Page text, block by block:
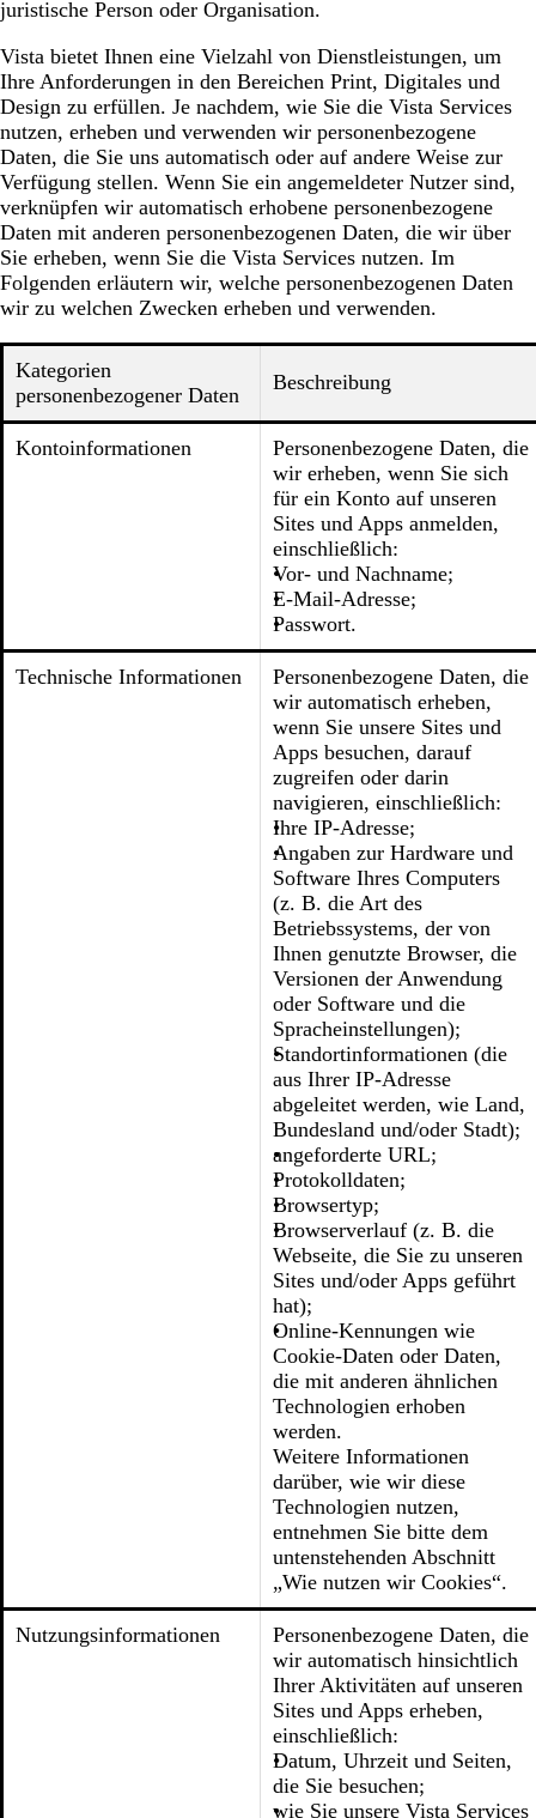
juristische Person oder Organisation.
Vista bietet Ihnen eine Vielzahl von Dienstleistungen, um
Ihre Anforderungen in den Bereichen Print, Digitales und
Design zu erfüllen. Je nachdem, wie Sie die Vista Services
nutzen, erheben und verwenden wir personenbezogene
Daten, die Sie uns automatisch oder auf andere Weise zur
Verfügung stellen. Wenn Sie ein angemeldeter Nutzer sind,
verknüpfen wir automatisch erhobene personenbezogene
Daten mit anderen personenbezogenen Daten, die wir über
Sie erheben, wenn Sie die Vista Services nutzen. Im
Folgenden erläutern wir, welche personenbezogenen Daten
wir zu welchen Zwecken erheben und verwenden.
Kategorien
personenbezogener Daten
Beschreibung
Kontoinformationen
Personenbezogene Daten, die
wir erheben, wenn Sie sich
für ein Konto auf unseren
Sites und Apps anmelden,
einschließlich:
Vor- und Nachname;
E-Mail-Adresse;
Passwort.
Technische Informationen
Personenbezogene Daten, die
wir automatisch erheben,
wenn Sie unsere Sites und
Apps besuchen, darauf
zugreifen oder darin
navigieren, einschließlich:
Ihre IP-Adresse;
Angaben zur Hardware und
Software Ihres Computers
(z. B. die Art des
Betriebssystems, der von
Ihnen genutzte Browser, die
Versionen der Anwendung
oder Software und die
Spracheinstellungen);
Standortinformationen (die
aus Ihrer IP-Adresse
abgeleitet werden, wie Land,
Bundesland und/oder Stadt);
angeforderte URL;
Protokolldaten;
Browsertyp;
Browserverlauf (z. B. die
Webseite, die Sie zu unseren
Sites und/oder Apps geführt
hat);
Online-Kennungen wie
Cookie-Daten oder Daten,
die mit anderen ähnlichen
Technologien erhoben
werden.
Weitere Informationen
darüber, wie wir diese
Technologien nutzen,
entnehmen Sie bitte dem
untenstehenden Abschnitt
„Wie nutzen wir Cookies“.
Nutzungsinformationen
Personenbezogene Daten, die
wir automatisch hinsichtlich
Ihrer Aktivitäten auf unseren
Sites und Apps erheben,
einschließlich:
Datum, Uhrzeit und Seiten,
die Sie besuchen;
wie Sie unsere Vista Services